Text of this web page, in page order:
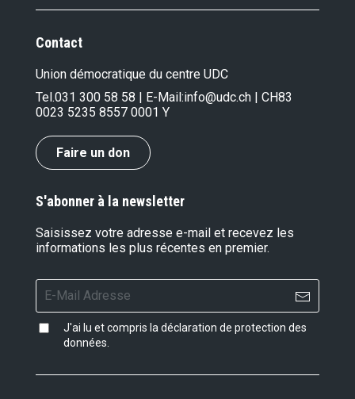
Contact
Union démocratique du centre UDC
Tel.031 300 58 58 | E-Mail:info@udc.ch | CH83
0023 5235 8557 0001 Y
Faire un don
S'abonner à la newsletter
Saisissez votre adresse e-mail et recevez les
informations les plus récentes en premier.
J'ai lu et compris la déclaration de protection des
données